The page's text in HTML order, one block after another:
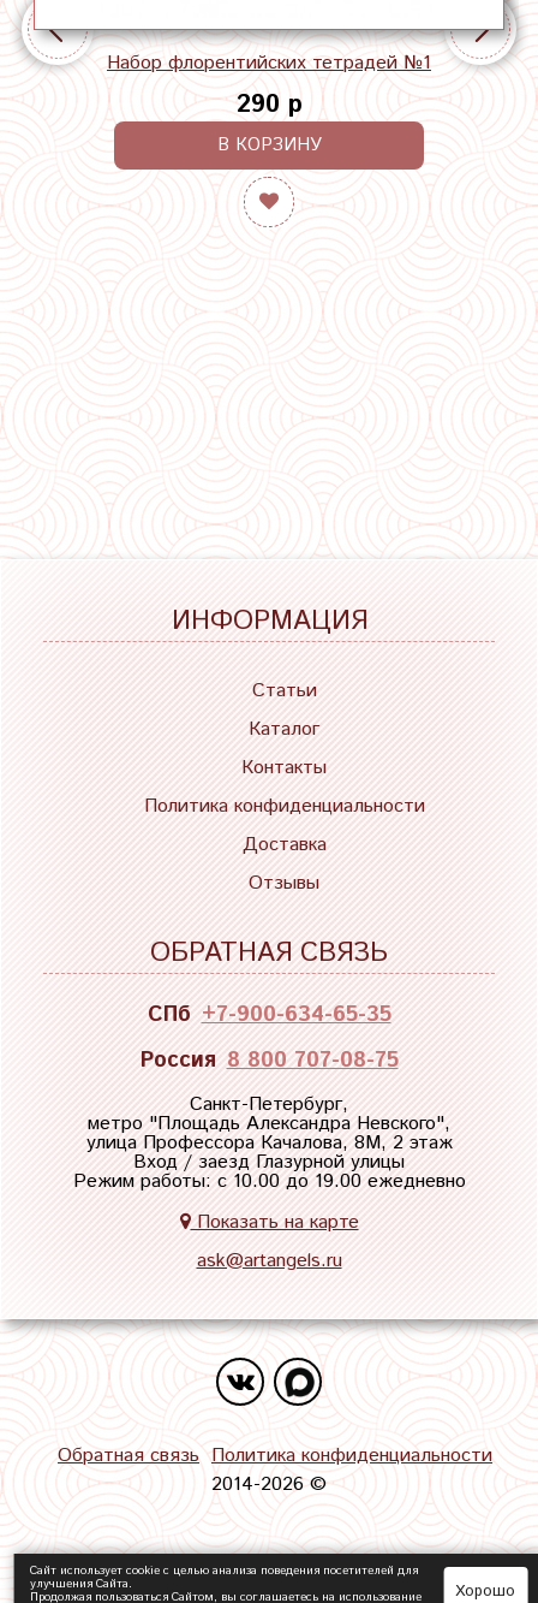
Набор флорентийских тетрадей №1
290 р
В КОРЗИНУ
ИНФОРМАЦИЯ
Статьи
Каталог
Контакты
Политика конфиденциальности
Доставка
Отзывы
ОБРАТНАЯ СВЯЗЬ
СПб +7-900-634-65-35
Россия 8 800 707-08-75
Санкт-Петербург,
метро "Площадь Александра Невского",
улица Профессора Качалова, 8М, 2 этаж
Вход / заезд Глазурной улицы
Режим работы: с 10.00 до 19.00 ежедневно
Показать на карте
ask@artangels.ru
Обратная связь Политика конфиденциальности
2014-2026 ©
Сайт использует cookie с целью анализа поведения посетителей для
улучшения Сайта.
Продолжая пользоваться Сайтом, вы соглашаетесь на использование Хорошо